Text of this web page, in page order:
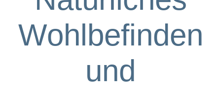
Wohlbefinden
und